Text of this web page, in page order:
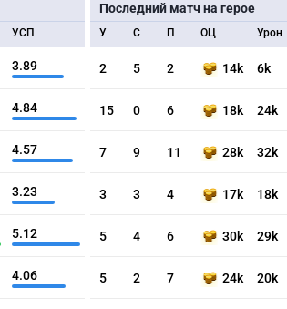
УСП
3.89
4.84
4.57
3.23
5.12
4.06
Последний матч на герое
У С П ОЦ Урон
2 5 2 14k 6k
15 0 6 18k 24k
7 9 11 28k 32k
3 3 4 17k 18k
5 4 6 30k 29k
5 2 7 24k 20k